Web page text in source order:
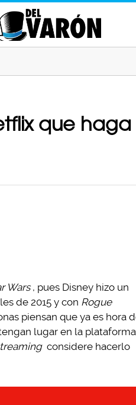
que haga
Wars , pues Disney hizo un
de 2015 y con Rogue
piensan que ya es hora
lugar en la plataforma
considere hacerlo